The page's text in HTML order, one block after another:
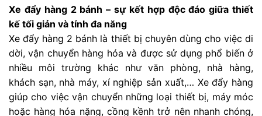
xếp
hạng
0
5
sao
Xe đẩy hàng 2 bánh – sự kết hợp độc đáo giữa thiết
kế tối giản và tính đa năng
Xe đẩy hàng 2 bánh là thiết bị chuyên dùng cho việc di
dời, vận chuyển hàng hóa và được sử dụng phổ biến ở
nhiều môi trường khác như văn phòng, nhà hàng,
khách sạn, nhà máy, xí nghiệp sản xuất,… Xe đẩy hàng
giúp cho việc vận chuyển những loại thiết bị, máy móc
hoặc hàng hóa nặng, cồng kềnh trở nên nhanh chóng,